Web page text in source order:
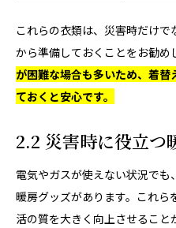
これらの衣類は、災害時だけ
から準備しておくことをお勧め
が困難な場合も多いため、着
ておくと安心です。
2.2 災害時に役立つ
電気やガスが使えない状況で
暖房グッズがあります。これら
活の質を大きく向上させること